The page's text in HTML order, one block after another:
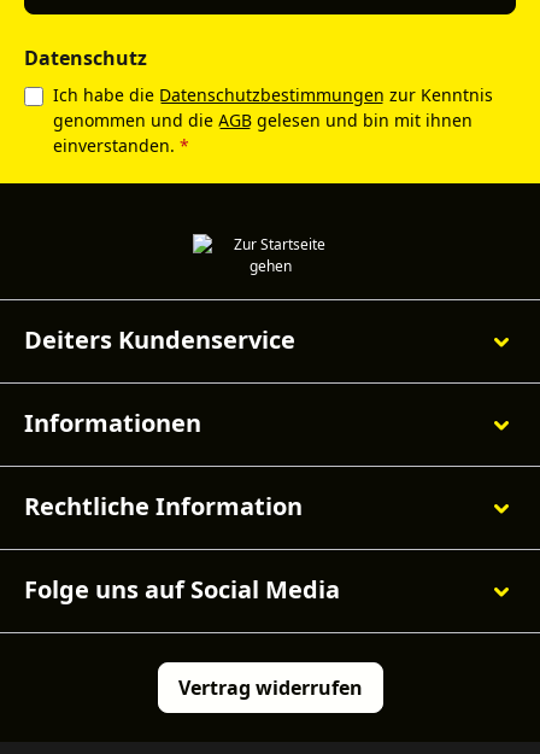
Datenschutz
Ich habe die Datenschutzbestimmungen zur Kenntnis
genommen und die AGB gelesen und bin mit ihnen
einverstanden. *
Deiters Kundenservice
Informationen
Rechtliche Information
Folge uns auf Social Media
Vertrag widerrufen